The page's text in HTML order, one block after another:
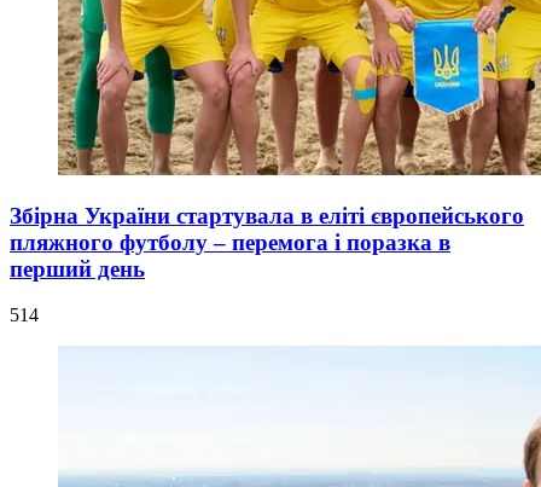
Збірна України стартувала в еліті європейського
пляжного футболу – перемога і поразка в
перший день
514